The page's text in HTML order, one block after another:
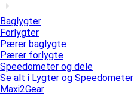
Baglygter
Forlygter
Pærer baglygte
Pærer forlygte
Speedometer og dele
Se alt i Lygter og Speedometer
Maxi2Gear